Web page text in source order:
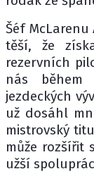
Šéf
těší, že
rezervních
nás
jezdeckých
už dosáhl
mistrovský
může rozšířit
užší